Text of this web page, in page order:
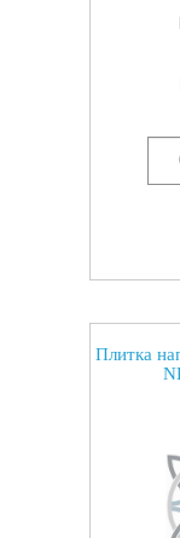
Плитка